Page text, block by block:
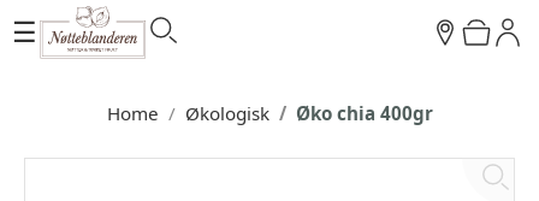
☰
Home Økologisk Øko chia 400gr